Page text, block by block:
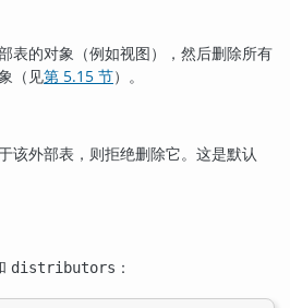
表的对象（例如视图），然后删除所有
（见第 5.15 节）。
该外部表，则拒绝删除它。这是默认
distributors ：